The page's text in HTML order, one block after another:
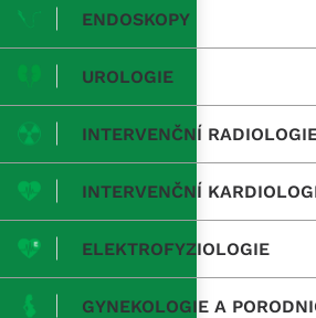
ENDOSKOPY
UROLOGIE
INTERVENČNÍ
INTERVENČNÍ
ELEKTROFYZIOLOGIE
GYNEKOLOGIE A